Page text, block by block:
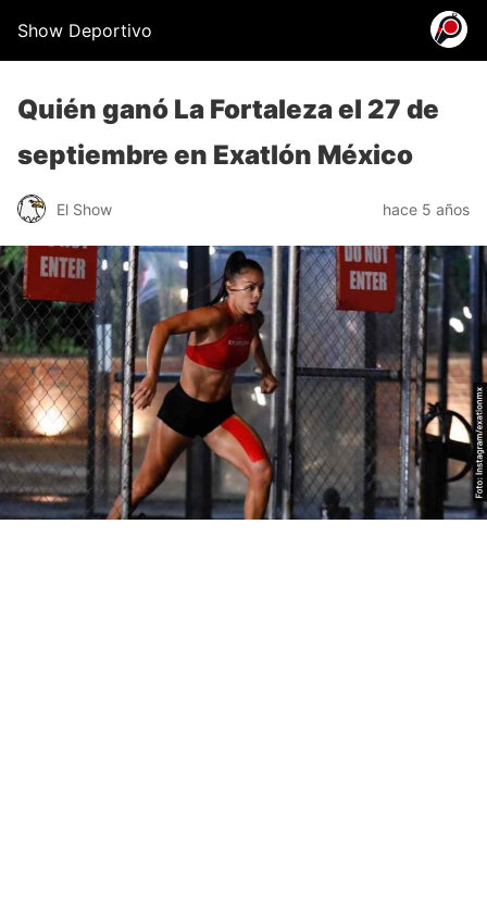
Show Deportivo
Quién ganó La Fortaleza el 27 de
septiembre en Exatlón México
El Show hace 5 años